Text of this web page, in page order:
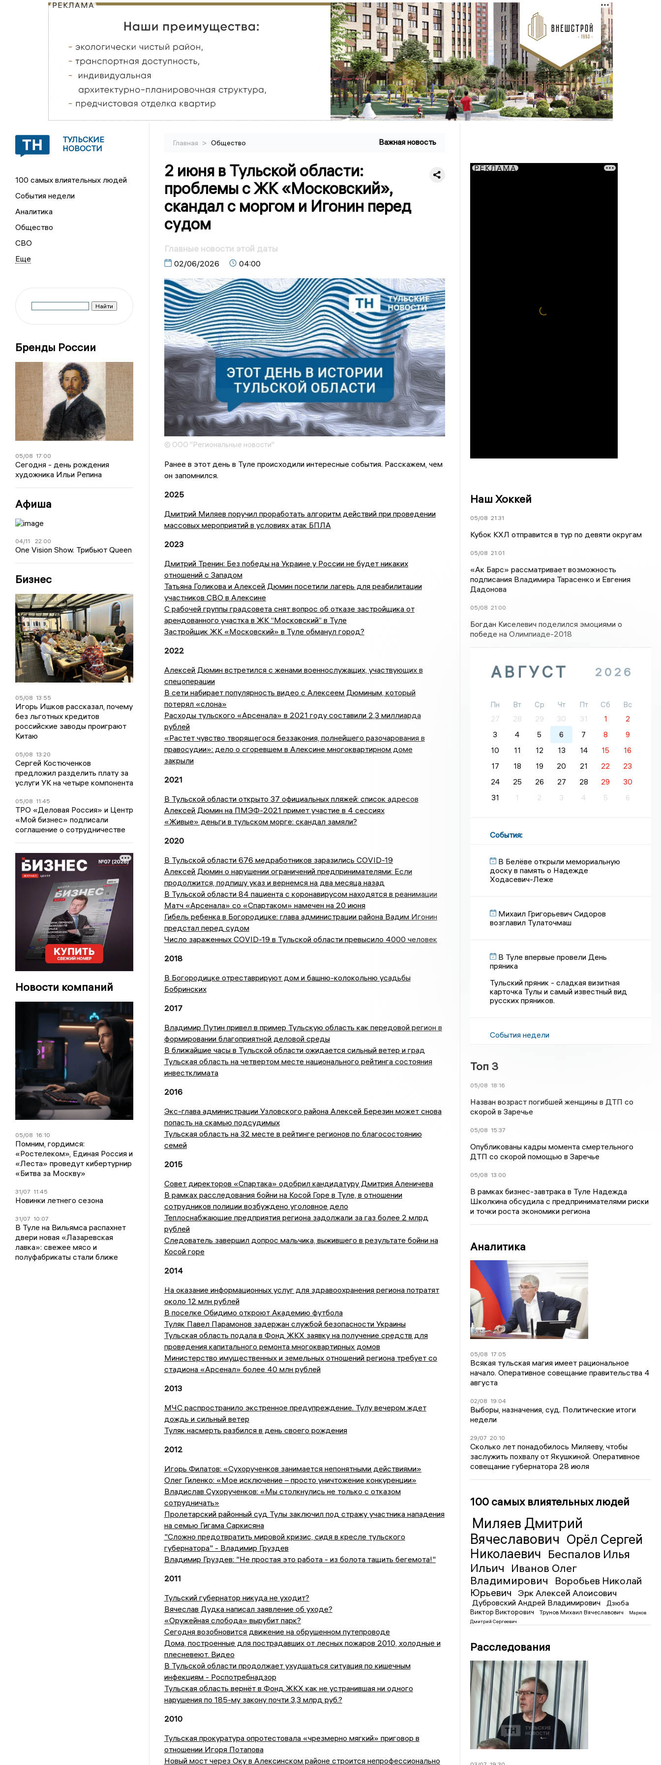
РЕКЛАМА
ТУЛЬСКИЕ
НОВОСТИ
100 самых влиятельных людей
События недели
Аналитика
Общество
СВО
Бренды России
05/08 17:00
Сегодня - день рождения
художника Ильи Репина
Афиша
04/11 22:00
One Vision Show. Трибьют Queen
Бизнес
05/08 13:55
Игорь Ишков рассказал, почему
без льготных кредитов
российские заводы проиграют
Китаю
05/08 13:20
Сергей Костюченков
предложил разделить плату за
услуги УК на четыре компонента
05/08 11:45
ТРО «Деловая Россия» и Центр
«Мой бизнес» подписали
соглашение о сотрудничестве
Новости компаний
05/08 16:10
Помним, гордимся:
«Ростелеком», Единая Россия и
«Леста» проведут кибертурнир
«Битва за Москву»
31/07 11:45
Новинки летнего сезона
31/07 10:07
В Туле на Вильямса распахнет
двери новая «Лазаревская
лавка»: свежее мясо и
полуфабрикаты стали ближе
Главная > Общество Важная новость
2 июня в Тульской области:
проблемы с ЖК «Московский»,
скандал с моргом и Игонин перед
судом
Главные новости этой даты
02/06/2026 04:00
© ООО "Региональные новости"
Ранее в этот день в Туле происходили интересные события. Расскажем, чем
он запомнился.
2025
Дмитрий Миляев поручил проработать алгоритм действий при проведении
массовых мероприятий в условиях атак БПЛА
2023
Дмитрий Тренин: Без победы на Украине у России не будет никаких
отношений с Западом
Татьяна Голикова и Алексей Дюмин посетили лагерь для реабилитации
участников СВО в Алексине
С рабочей группы градсовета снят вопрос об отказе застройщика от
арендованного участка в ЖК “Московский” в Туле
Застройщик ЖК «Московский» в Туле обманул город?
2022
Алексей Дюмин встретился с женами военнослужащих, участвующих в
спецоперации
В сети набирает популярность видео с Алексеем Дюминым, который
потерял «слона»
Расходы тульского «Арсенала» в 2021 году составили 2,3 миллиарда
рублей
«Растет чувство творящегося беззакония, полнейшего разочарования в
правосудии»: дело о сгоревшем в Алексине многоквартирном доме
закрыли
2021
В Тульской области открыто 37 официальных пляжей: список адресов
Алексей Дюмин на ПМЭФ-2021 примет участие в 4 сессиях
«Живые» деньги в тульском морге: скандал замяли?
2020
В Тульской области 676 медработников заразились COVID-19
Алексей Дюмин о нарушении ограничений предпринимателями: Если
продолжится, подпишу указ и вернемся на два месяца назад
В Тульской области 84 пациента с коронавирусом находятся в реанимации
Матч «Арсенала» со «Спартаком» намечен на 20 июня
Гибель ребенка в Богородицке: глава администрации района Вадим Игонин
предстал перед судом
Число зараженных COVID-19 в Тульской области превысило 4000 человек
2018
В Богородицке отреставрируют дом и башню-колокольню усадьбы
Бобринских
2017
Владимир Путин привел в пример Тульскую область как передовой регион в
формировании благоприятной деловой среды
В ближайшие часы в Тульской области ожидается сильный ветер и град
Тульская область на четвертом месте национального рейтинга состояния
инвестклимата
2016
Экс-глава администрации Узловского района Алексей Березин может снова
попасть на скамью подсудимых
Тульская область на 32 месте в рейтинге регионов по благосостоянию
семей
2015
Совет директоров «Спартака» одобрил кандидатуру Дмитрия Аленичева
В рамках расследования бойни на Косой Горе в Туле, в отношении
сотрудников полиции возбуждено уголовное дело
Теплоснабжающие предприятия региона задолжали за газ более 2 млрд
рублей
Следователь завершил допрос мальчика, выжившего в результате бойни на
Косой горе
2014
На оказание информационных услуг для здравоохранения региона потратят
около 12 млн рублей
В поселке Обидимо откроют Академию футбола
Туляк Павел Парамонов задержан службой безопасности Украины
Тульская область подала в Фонд ЖКХ заявку на получение средств для
проведения капитального ремонта многоквартирных домов
Министерство имущественных и земельных отношений региона требует со
стадиона «Арсенал» более 40 млн рублей
2013
МЧС распространило экстренное предупреждение. Тулу вечером ждет
дождь и сильный ветер
Туляк насмерть разбился в день своего рождения
2012
Игорь Филатов: «Сухорученков занимается непонятными действиями»
Олег Гиленко: «Мое исключение – просто уничтожение конкуренции»
Владислав Сухорученков: «Мы столкнулись не только с отказом
сотрудничать»
Пролетарский районный суд Тулы заключил под стражу участника нападения
на семью Гигама Саркисяна
"Сложно предотвратить мировой кризис, сидя в кресле тульского
губернатора" - Владимир Груздев
Владимир Груздев: "Не простая это работа - из болота тащить бегемота!"
2011
Тульский губернатор никуда не уходит?
Вячеслав Дудка написал заявление об уходе?
«Оружейная слобода» вырубит парк?
Сегодня возобновится движение на обрушенном путепроводе
Дома, построенные для пострадавших от лесных пожаров 2010, холодные и
плесневеют. Видео
В Тульской области продолжает ухудшаться ситуация по кишечным
инфекциям - Роспотребнадзор
Тульская область вернёт в Фонд ЖКХ как не устранившая ни одного
нарушения по 185-му закону почти 3,3 млрд руб.?
2010
Тульская прокуратура опротестовала «чрезмерно мягкий» приговор в
отношении Игоря Потапова
Новый мост через Оку в Алексинском районе строится непрофессионально
РЕКЛАМА
Наш Хоккей
05/08 21:31
Кубок КХЛ отправится в тур по девяти округам
05/08 21:01
«Ак Барс» рассматривает возможность
подписания Владимира Тарасенко и Евгения
Дадонова
05/08 21:00
Богдан Киселевич поделился эмоциями о
победе на Олимпиаде-2018
АВГУСТ 2026
Пн Вт Ср Чт Пт Сб
Вс
27
28 29 30 31 1
2
3
4 5 6 7 8
9
10
11 12 13 14 15
16
17
18 19 20 21 22
23
24
25 26 27 28 29
30
31
1 2 3 4 5 6
События:
В Белёве открыли мемориальную
доску в память о Надежде
Ходасевич-Леже
Михаил Григорьевич Сидоров
возглавил Тулаточмаш
В Туле впервые провели День
пряника
Тульский пряник - сладкая визитная
карточка Тулы и самый известный вид
русских пряников.
События недели
Топ 3
05/08 18:16
Назван возраст погибшей женщины в ДТП со
скорой в Заречье
05/08 15:37
Опубликованы кадры момента смертельного
ДТП со скорой помощью в Заречье
05/08 13:00
В рамках бизнес-завтрака в Туле Надежда
Школкина обсудила с предпринимателями риски
и точки роста экономики региона
Аналитика
05/08 17:05
Всякая тульская магия имеет рациональное
начало. Оперативное совещание правительства 4
августа
02/08 19:04
Выборы, назначения, суд. Политические итоги
недели
29/07 20:10
Сколько лет понадобилось Миляеву, чтобы
заслужить похвалу от Якушкиной. Оперативное
совещание губернатора 28 июля
100 самых влиятельных людей
Миляев Дмитрий
Вячеславович Орёл Сергей
Николаевич Беспалов Илья
Ильич
Иванов Олег
Владимирович
Воробьев Николай
Юрьевич
Эрк Алексей Алоисович
Дубровский Андрей Владимирович
Дзюба
Виктор Викторович
Трунов Михаил Вячеславович
Марков
Дмитрий Сергеевич
Расследования